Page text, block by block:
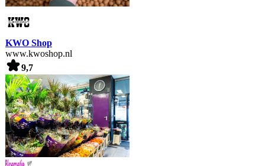
KWO Shop
www.kwoshop.nl
9,7